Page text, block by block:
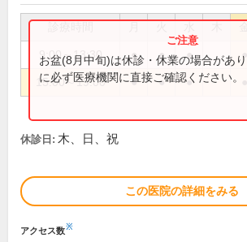
9:00～13:30 ● ● ● ●
15:00～19:00 ● ● ●
お盆(8月中旬)は休診・休業の場合があ
に必ず医療機関に直接ご確認ください。
休診日: 木、日、祝
この医院の詳細をみる
アクセス数※